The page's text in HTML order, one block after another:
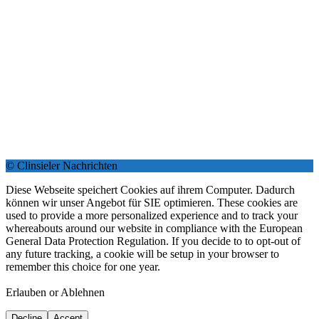
© Clinsieler Nachrichten
Diese Webseite speichert Cookies auf ihrem Computer. Dadurch
können wir unser Angebot für SIE optimieren. These cookies are
used to provide a more personalized experience and to track your
whereabouts around our website in compliance with the European
General Data Protection Regulation. If you decide to to opt-out of
any future tracking, a cookie will be setup in your browser to
remember this choice for one year.
Erlauben or Ablehnen